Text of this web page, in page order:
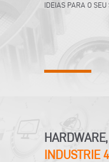
IDEIAS PARA O SEU
INDUSTRIE